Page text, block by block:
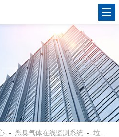
-恶臭气体在线监测系统 -垃圾场恶臭气体监测系统